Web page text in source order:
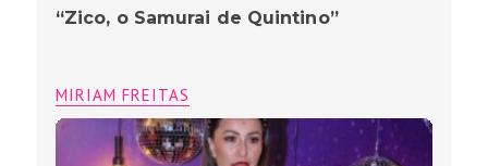
“Zico, o Samurai de Quintino”
MIRIAM FREITAS